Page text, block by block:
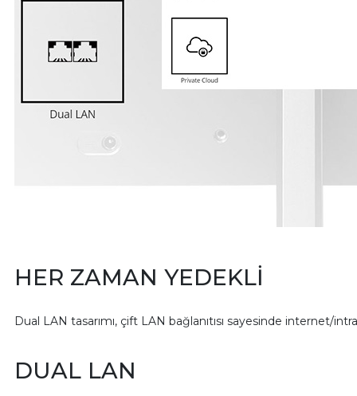
HER ZAMAN YEDEKLİ
Dual LAN tasarımı, çift LAN bağlanıtısı sayesinde internet/
DUAL LAN